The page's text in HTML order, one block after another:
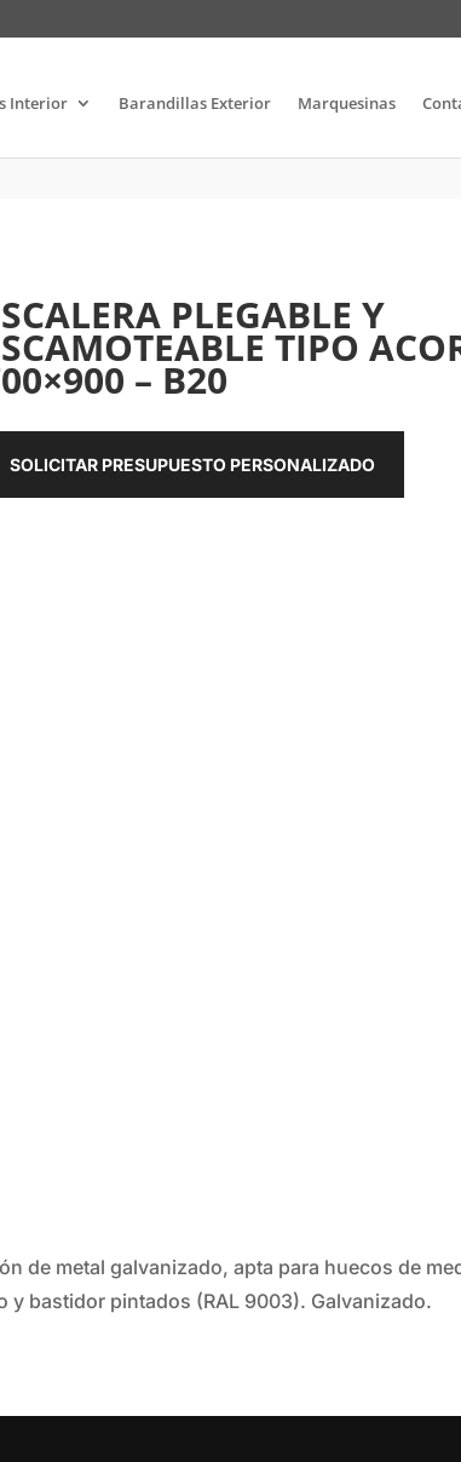
Interior Barandillas Exterior Marquesinas
PLEGABLE Y
TIPO
– B20
SOLICITAR PRESUPUESTO PERSONALIZADO
de metal galvanizado, apta para huecos de
y bastidor pintados (RAL 9003). Galvanizado.